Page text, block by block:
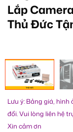
Lắp
Thủ Đức
Lưu ý: Bảng giá,
đổi. Vui lòng liên hệ
Xin cảm ơn